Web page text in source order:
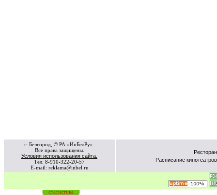
г. Белгород, © РА «ИнБелРу».
Все права защищены.
Условия использования сайта.
Тел. 8-910-322-20-57
E-mail: reklama@inbel.ru
Расписание кинотеатров
статистика